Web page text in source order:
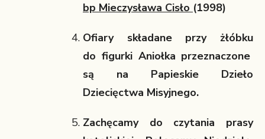
bp Mieczysława Cisło (1998)
Ofiary składane przy żłóbku
do figurki Aniołka przeznaczone
są na Papieskie Dzieło
Dziecięctwa Misyjnego.
Zachęcamy do czytania prasy